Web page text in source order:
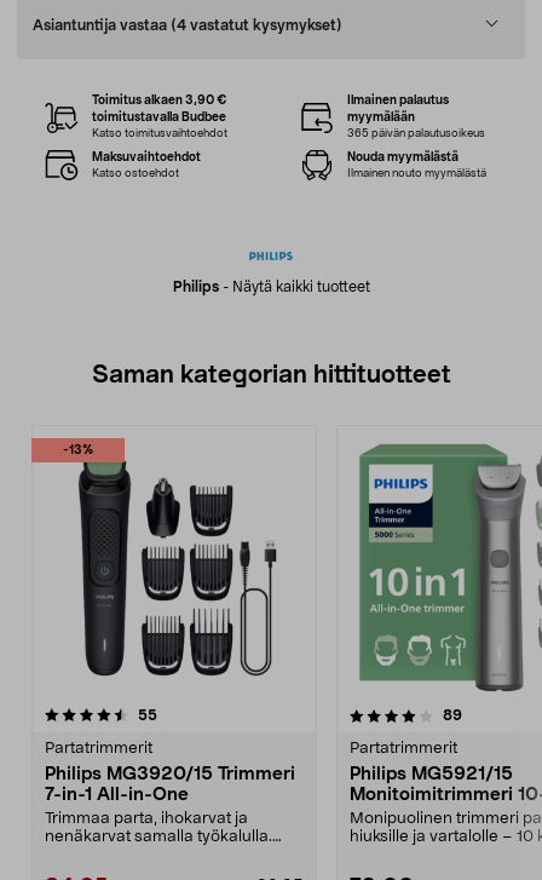
Asiantuntija vastaa (4 vastatut kysymykset)
Philips- Näytä kaikki tuotteet
Toimitus alkaen 3,90 €
toimitustavalla Budbee
Katso toimitusvaihtoehdot
Ilmainen palautus
myymälään
365 päivän palautusoikeus
Maksuvaihtoehdot
Katso ostoehdot
Nouda myymälästä
Ilmainen nouto myymälästä
Saman kategorian hittituotteet
-13%
55arvostelut
Partatrimmerit
Philips MG3920/15 Trimmeri
7-in-1 All-in-One
Trimmaa parta, ihokarvat ja
nenäkarvat samalla työkalulla.
4.0 viidestä
89arvostelut
Partatrimmerit
Philips MG5921/15
Monitoimitrimmeri
Monipuolinen trimmeri
hiuksille ja vartalolle – 10
4.0 viidestä